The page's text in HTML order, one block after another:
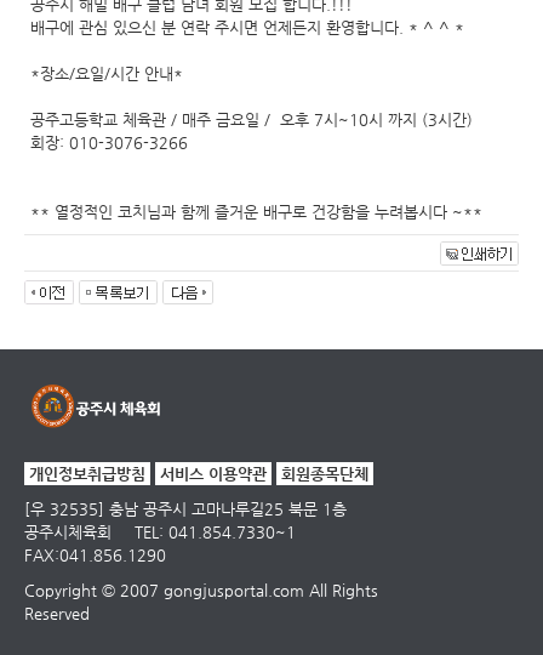
공주시 해밀 배구 클럽 남녀 회원 모집 합니다.!!!
배구에 관심 있으신 분 연락 주시면 언제든지 환영합니다. * ^ ^ *
*장소/요일/시간 안내*
공주고등학교 체육관 / 매주 금요일 / 오후 7시~10시 까지 (3시간)
회장: 010-3076-3266
** 열정적인 코치님과 함께 즐거운 배구로 건강함을 누려봅시다 ~**
개인정보취급방침 서비스 이용약관
회원종목단체
[우 32535] 충남 공주시 고마나루길25 북문 1층
공주시체육회
TEL: 041.854.7330~1
FAX:041.856.1290
Copyright © 2007 gongjusportal.com All Rights
Reserved